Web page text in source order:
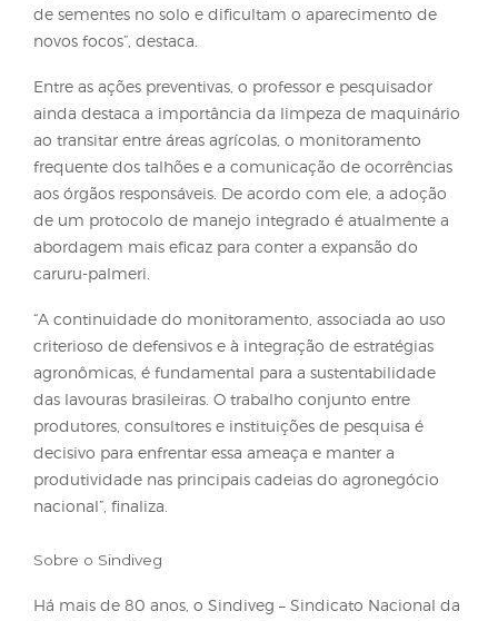
competitividade das culturas.
ingredientes ativos eficazes é fundamental para
a pressão de seleção e retardar o avanço da
embora o ideal seja não depender apenas do
químico isolado”, detalha o especialista.
Cavenaghi também enfatiza que, as práticas
complementares são indispensáveis e podem
eliminação manual das plantas antes que atinjam
de floração e frutificação, além de estratégias que
favoreçam o desenvolvimento da cultura, como a
escolha de variedades adequadas, a semeadura
períodos recomendados, o plantio em áreas
manutenção da sanidade da lavoura e uma
de sementes no solo e dificultam o aparecimento